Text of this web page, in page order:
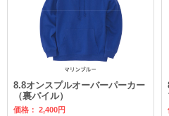
8.8オンスプルオーバーパーカー
（裏パイル）
価格： 2,400円